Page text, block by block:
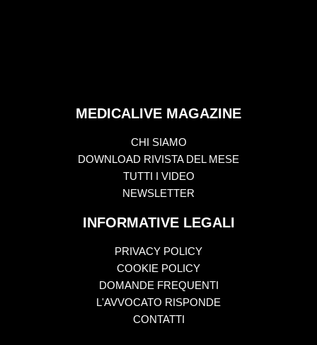
MEDICALIVE MAGAZINE
CHI SIAMO
DOWNLOAD RIVISTA DEL MESE
TUTTI I VIDEO
NEWSLETTER
INFORMATIVE LEGALI
PRIVACY POLICY
COOKIE POLICY
DOMANDE FREQUENTI
L'AVVOCATO RISPONDE
CONTATTI